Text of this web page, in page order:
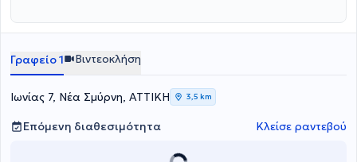
Γραφείο 1 Βιντεοκλήση
Ιωνίας 7, Νέα Σμύρνη, ΑΤΤΙΚΗ 3,5 km
Επόμενη διαθεσιμότητα Κλείσε ραντεβού